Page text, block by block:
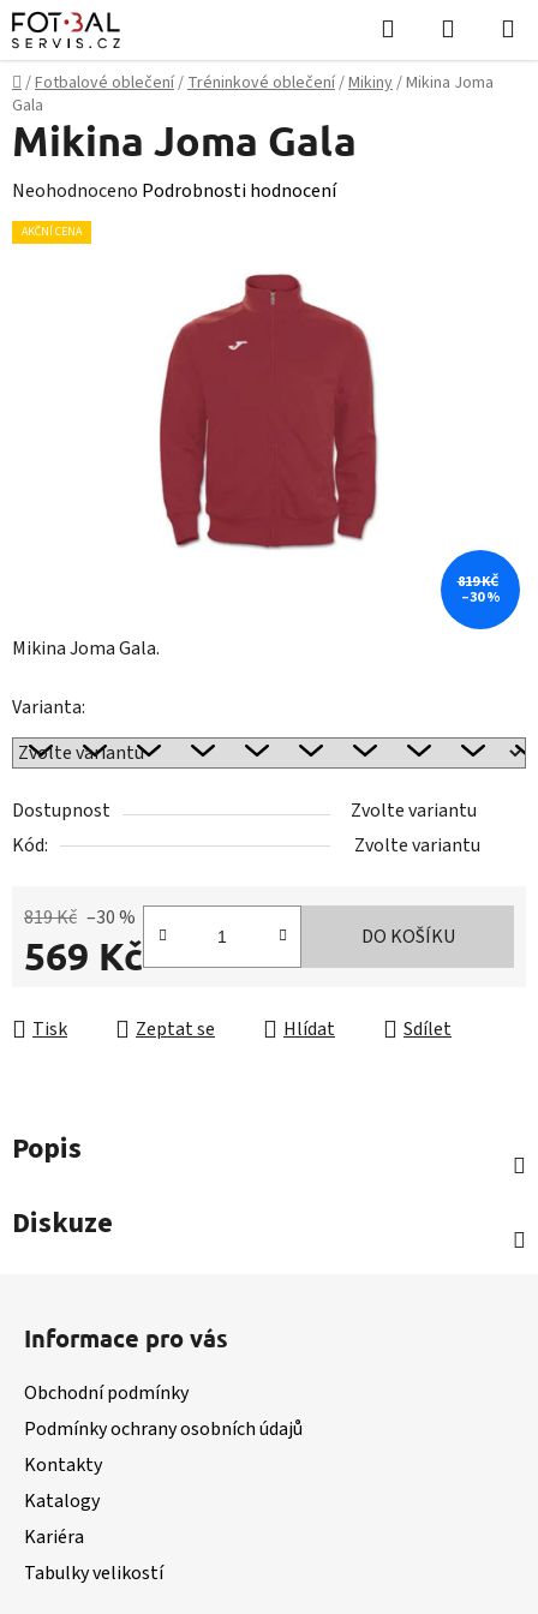
Přejít
na
obsah
Hledat
KOŠÍK
Domů
/Fotbalové oblečení/Tréninkové oblečení/Mikiny/Mikina Joma
Gala
Mikina Joma Gala.
Varianta:
Dostupnost
Zvolte variantu
Kód:
Zvolte variantu
819 Kč –30 %
569 Kč DO KOŠÍKU
Tisk Zeptat se Hlídat Sdílet
Mikina Joma Gala
Průměrné
hodnocení
Neohodnoceno Podrobnosti hodnocení
AKČNÍ CENA
819 KČ
–30 %
Popis
Diskuze
Informace pro vás
Obchodní podmínky
Podmínky ochrany osobních údajů
Kontakty
Katalogy
Kariéra
Tabulky velikostí